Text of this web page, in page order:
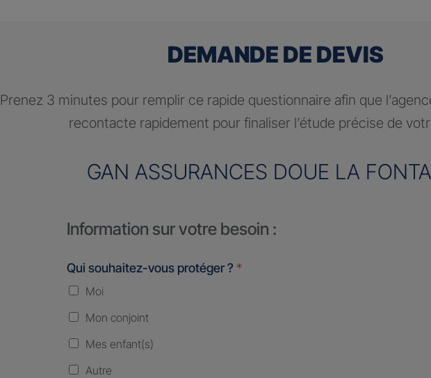
DEMANDE DE DEVIS
Prenez 3 minutes pour remplir ce rapide questionnaire afin que
recontacte rapidement pour finaliser l’étude précise de
GAN ASSURANCES DOUE LA
Information sur votre besoin :
Qui souhaitez-vous protéger ? *
Moi
Mon conjoint
Mes enfant(s)
Autre